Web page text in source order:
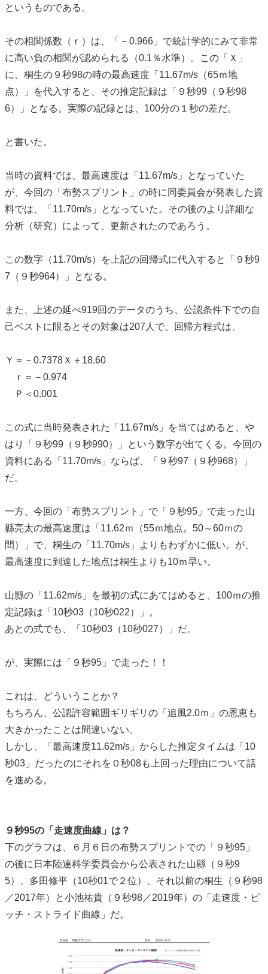
というものである。
その相関係数（ｒ）は、「－0.966」で統計学的にみて非常
に高い負の相関が認められる（0.1％水準）。この「Ｘ」
に、桐生の９秒98の時の最高速度「11.67m/s（65ｍ地
点）」を代入すると、その推定記録は「９秒99（９秒98
6）」となる。実際の記録とは、100分の１秒の差だ。
と書いた。
当時の資料では、最高速度は「11.67m/s」となっていた
が、今回の「布勢スプリント」の時に同委員会が発表した資
料では、「11.70m/s」となっていた。その後のより詳細な
分析（研究）によって、更新されたのであろう。
この数字（11.70m/s）を上記の回帰式に代入すると「９秒9
7（９秒964）」となる。
また、上述の延べ919回のデータのうち、公認条件下での自
己ベストに限るとその対象は207人で、回帰方程式は、
Ｙ＝－0.7378Ｘ＋18.60
ｒ＝－0.974
Ｐ＜0.001
この式に当時発表された「11.67m/s」を当てはめると、や
はり「９秒99（９秒990）」という数字が出てくる。今回の
資料にある「11.70m/s」ならば、「９秒97（９秒968）」
だ。
一方、今回の「布勢スプリント」で「９秒95」で走った山
縣亮太の最高速度は「11.62ｍ（55ｍ地点。50～60ｍの
間）」で、桐生の「11.70m/s」よりもわずかに低い。が、
最高速度に到達した地点は桐生よりも10ｍ早い。
山縣の「11.62m/s」を最初の式にあてはめると、100ｍの推
定記録は「10秒03（10秒022）」。
あとの式でも、「10秒03（10秒027）」だ。
が、実際には「９秒95」で走った！！
これは、どういうことか？
もちろん、公認許容範囲ギリギリの「追風2.0ｍ」の恩恵も
大きかったことは間違いない。
しかし、「最高速度11.62m/s」からした推定タイムは「10
秒03」だったのにそれを０秒08も上回った理由について話
を進める。
９秒95の「走速度曲線」は？
下のグラフは、６月６日の布勢スプリントでの「９秒95」
の後に日本陸連科学委員会から公表された山縣（９秒9
5）、多田修平（10秒01で２位）、それ以前の桐生（９秒98
／2017年）と小池祐貴（９秒98／2019年）の「走速度・ピ
ッチ・ストライド曲線」だ。